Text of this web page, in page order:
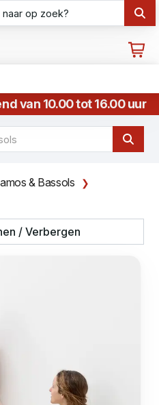
van 10.00 tot 16.00 uur
& Bassols
/ Verbergen